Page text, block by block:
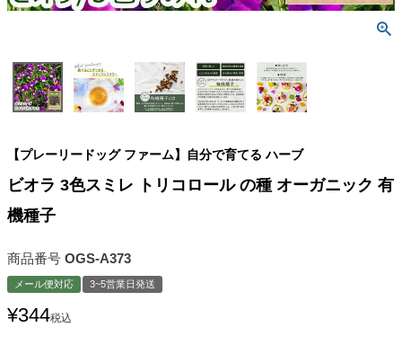
【プレーリードッグ ファーム】自分で育てる ハーブ
ビオラ 3色スミレ トリコロール の種 オーガニック 有
機種子
商品番号 OGS-A373
メール便対応 3~5営業日発送
¥344税込